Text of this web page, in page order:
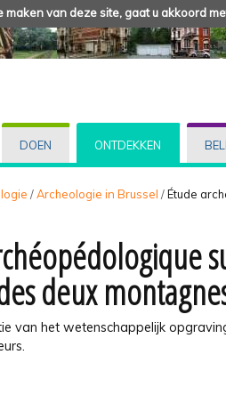
van deze site, gaat u akkoord
DOEN ONTDEKKEN
/Archeologie in Brussel /Étude
deux
van het wetenschappelijk